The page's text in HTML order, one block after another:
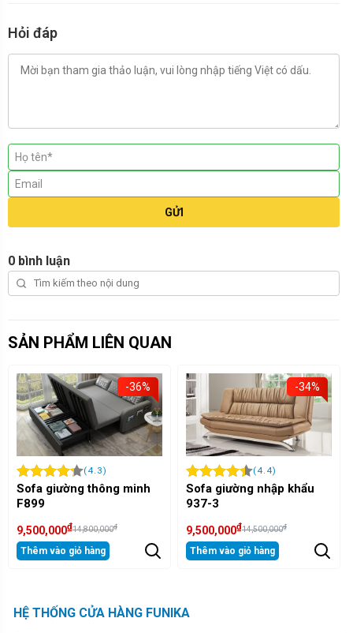
Hỏi đáp
GỬI
0 bình luận
SẢN PHẨM LIÊN QUAN
-34%
(4.4)
Sofa giường nhập khẩu
937-3
9,500,000₫14,500,000₫
Thêm vào giỏ hàng
-10%
(5)
Sofa giường nhập khẩu
937-1
9,500,000₫10,500,000₫
Thêm vào giỏ hàng
HỆ THỐNG CỬA HÀNG FUNIKA